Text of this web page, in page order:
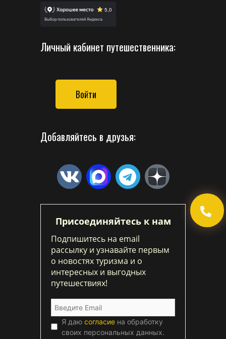
Личный кабинет путешественника:
Войти
Добавляйтесь в друзья:
Присоединяйтесь к нам
Подпишитесь на email
рассылку и узнавайте первым
о новостях туризма и о
интересных и выгодных
путешествиях!
Я даю согласие на обработку
своих персональных данных.